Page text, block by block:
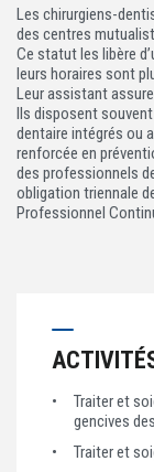
L’Observatoire
Référentiel
Certifications
Parcours
Politique
Les études
ACTUALITÉS
Les chirurgiens-
des centres
Ce statut les libère
leurs horaires sont
Leur assistant
Ils disposent
dentaire intégrés ou
renforcée en
des professionnels
obligation triennale
Professionnel
Traiter et
gencives
Traiter et